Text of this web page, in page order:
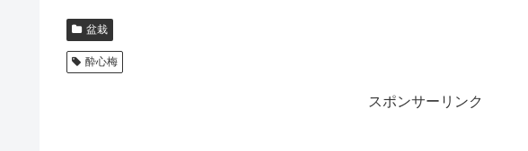
盆栽
酔心梅
スポンサーリンク